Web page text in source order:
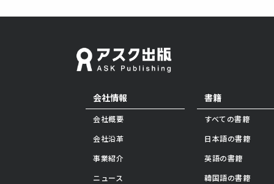
会社情報
会社概要
会社沿革
事業紹介
ニュース
書籍
すべての書籍
日本語の書籍
英語の書籍
韓国語の書籍